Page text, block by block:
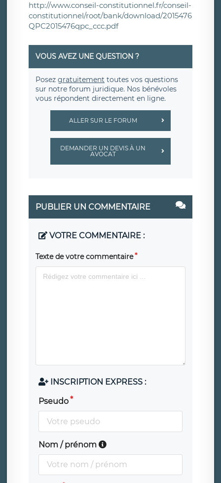
http://www.conseil-constitutionnel.fr/conseil-
constitutionnel/root/bank/download/2015476
QPC2015476qpc_ccc.pdf
VOUS AVEZ UNE QUESTION ?
Posez gratuitement toutes vos questions
sur notre forum juridique. Nos bénévoles
vous répondent directement en ligne.
ALLER SUR LE FORUM
DEMANDER UN DEVIS À UN
AVOCAT
PUBLIER UN COMMENTAIRE
VOTRE COMMENTAIRE :
Texte de votre commentaire
INSCRIPTION EXPRESS :
Pseudo
Nom / prénom